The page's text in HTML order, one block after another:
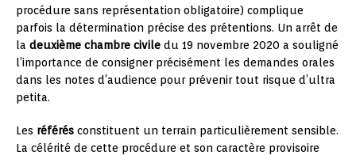
procédure sans représentation obligatoire) complique
parfois la détermination précise des prétentions. Un arrêt de
la deuxième chambre civile du 19 novembre 2020 a souligné
l’importance de consigner précisément les demandes orales
dans les notes d’audience pour prévenir tout risque d’ultra
petita.
Les référés constituent un terrain particulièrement sensible.
La célérité de cette procédure et son caractère provisoire